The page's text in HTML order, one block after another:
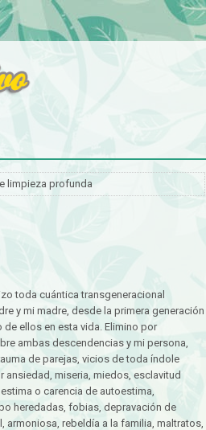
limpieza profunda
toda cuántica transgeneracional
y mi madre, desde la primera generación
ellos en esta vida. Elimino por
ambas descendencias y mi persona,
de parejas, vicios de toda índole
miseria, miedos, esclavitud
o carencia de autoestima,
heredadas, fobias, depravación de
armoniosa, rebeldía a la familia, maltratos,